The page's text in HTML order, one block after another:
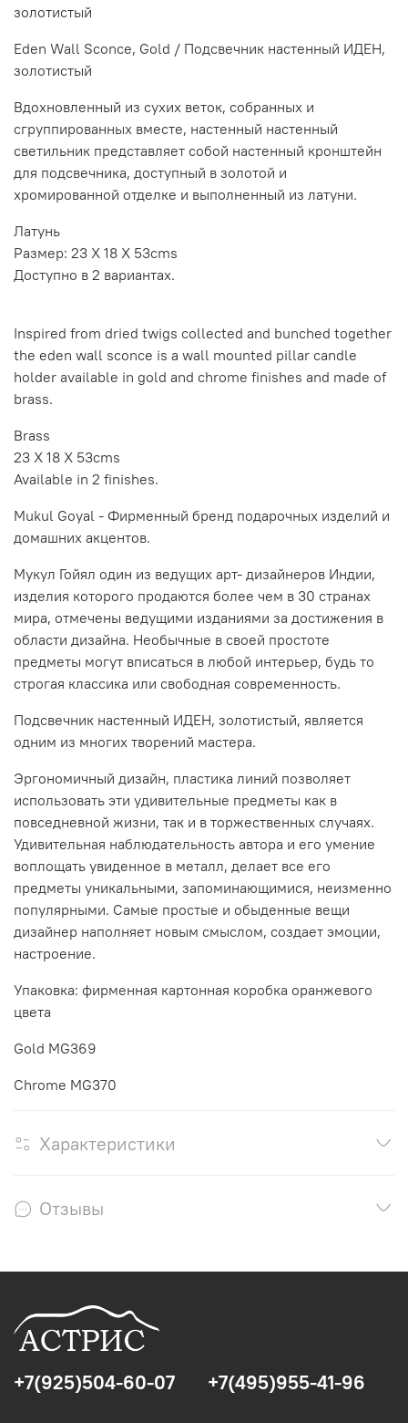
золотистый
Eden Wall Sconce, Gold / Подсвечник настенный ИДЕН,
золотистый
Вдохновленный из сухих веток, собранных и
сгруппированных вместе, настенный настенный
светильник представляет собой настенный кронштейн
для подсвечника, доступный в золотой и
хромированной отделке и выполненный из латуни.
Латунь
Размер: 23 X 18 X 53cms
Доступно в 2 вариантах.
Inspired from dried twigs collected and bunched together
the eden wall sconce is a wall mounted pillar candle
holder available in gold and chrome finishes and made of
brass.
Brass
23 X 18 X 53cms
Available in 2 finishes.
Mukul Goyal - Фирменный бренд подарочных изделий и
домашних акцентов.
Мукул Гойял один из ведущих арт- дизайнеров Индии,
изделия которого продаются более чем в 30 странах
мира, отмечены ведущими изданиями за достижения в
области дизайна. Необычные в своей простоте
предметы могут вписаться в любой интерьер, будь то
строгая классика или свободная современность.
Подсвечник настенный ИДЕН, золотистый, является
одним из многих творений мастера.
Эргономичный дизайн, пластика линий позволяет
использовать эти удивительные предметы как в
повседневной жизни, так и в торжественных случаях.
Удивительная наблюдательность автора и его умение
воплощать увиденное в металл, делает все его
предметы уникальными, запоминающимися, неизменно
популярными. Самые простые и обыденные вещи
дизайнер наполняет новым смыслом, создает эмоции,
настроение.
Упаковка: фирменная картонная коробка оранжевого
цвета
Gold MG369
Chrome MG370
Характеристики
Отзывы
+7(925)504-60-07 +7(495)955-41-96